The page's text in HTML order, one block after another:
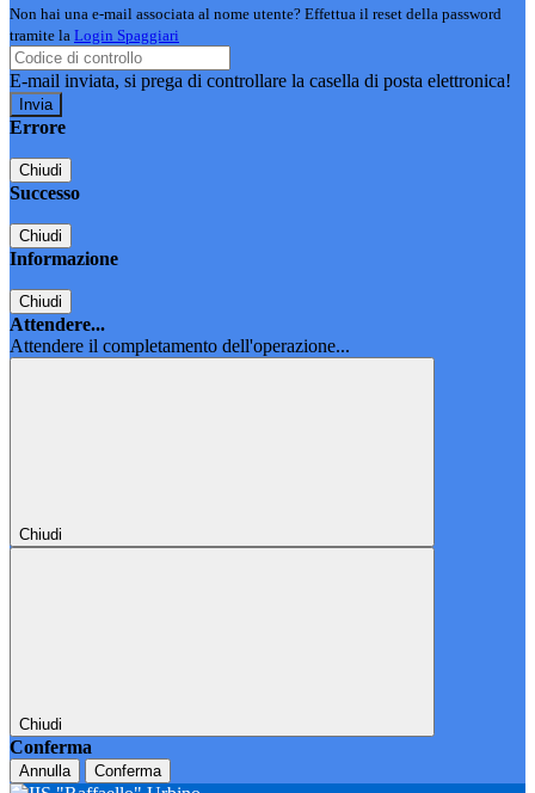
Non hai una e-mail associata al nome utente? Effettua il reset della password
tramite la Login Spaggiari
E-mail inviata, si prega di controllare la casella di posta elettronica!
Errore
Chiudi
Successo
Chiudi
Informazione
Chiudi
Attendere...
Attendere il completamento dell'operazione...
Chiudi
Chiudi
Conferma
Annulla Conferma